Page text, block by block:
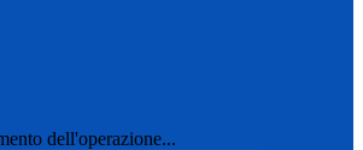
dell'operazione...